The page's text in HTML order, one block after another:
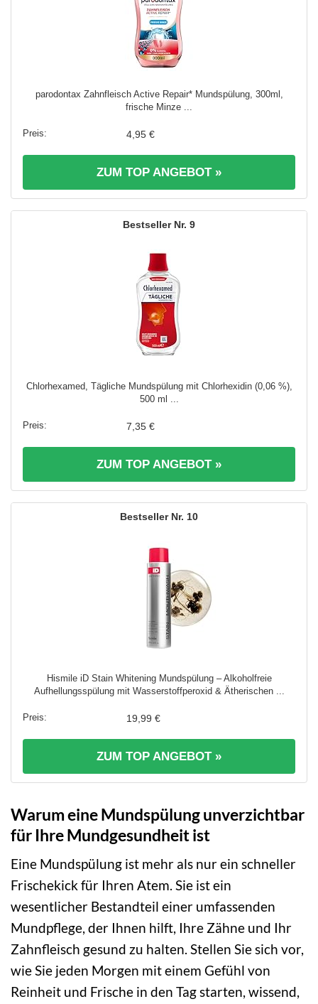
parodontax Zahnfleisch Active Repair* Mundspülung, 300ml,
frische Minze ...
4,95 €
ZUM TOP ANGEBOT »
9
Chlorhexamed, Tägliche Mundspülung mit Chlorhexidin (0,06 %),
500 ml ...
7,35 €
ZUM TOP ANGEBOT »
10
Hismile iD Stain Whitening Mundspülung – Alkoholfreie
Aufhellungsspülung mit Wasserstoffperoxid & Ätherischen ...
19,99 €
ZUM TOP ANGEBOT »
Warum eine Mundspülung unverzichtbar
für Ihre Mundgesundheit ist
Eine Mundspülung ist mehr als nur ein schneller
Frischekick für Ihren Atem. Sie ist ein
wesentlicher Bestandteil einer umfassenden
Mundpflege, der Ihnen hilft, Ihre Zähne und Ihr
Zahnfleisch gesund zu halten. Stellen Sie sich vor,
wie Sie jeden Morgen mit einem Gefühl von
Reinheit und Frische in den Tag starten, wissend,